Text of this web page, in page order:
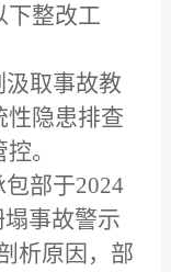
下整改工
汲取事故教
性隐患排查
。
包部于2024
塌事故警示
析原因，部